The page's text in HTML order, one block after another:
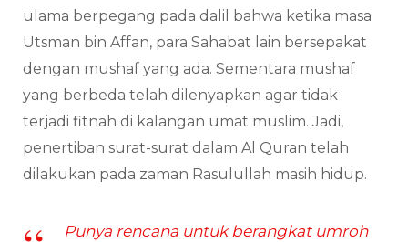
ulama berpegang pada dalil bahwa ketika masa
Utsman bin Affan, para Sahabat lain bersepakat
dengan mushaf yang ada. Sementara mushaf
yang berbeda telah dilenyapkan agar tidak
terjadi fitnah di kalangan umat muslim. Jadi,
penertiban surat-surat dalam Al Quran telah
dilakukan pada zaman Rasulullah masih hidup.
Punya rencana untuk berangkat umroh